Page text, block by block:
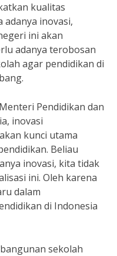
kualitas
adanya inovasi,
ini akan
adanya terobosan
agar pendidikan di
Pendidikan dan
inovasi
kunci utama
Beliau
inovasi, kita tidak
ini. Oleh karena
dalam
di Indonesia
sekolah